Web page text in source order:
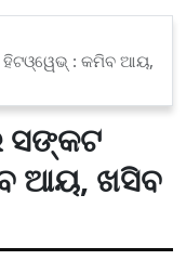
ହିଟଓ୍ୱେଭ୍ : କମିବ ଆୟ,
ସଙ୍କଟ
ଆୟ, ଖସିବ